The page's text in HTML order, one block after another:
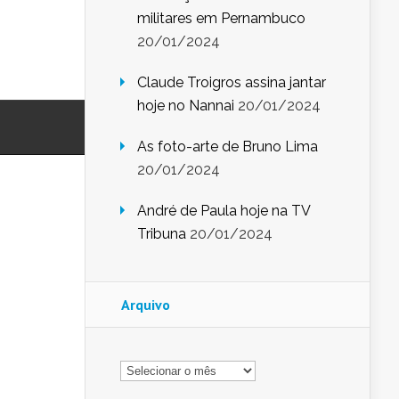
militares em Pernambuco
20/01/2024
Claude Troigros assina jantar
hoje no Nannai 20/01/2024
As foto-arte de Bruno Lima
20/01/2024
André de Paula hoje na TV
Tribuna 20/01/2024
Arquivo
Arquivo